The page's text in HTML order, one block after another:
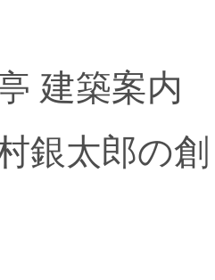
亭 建築案
銀太郎の